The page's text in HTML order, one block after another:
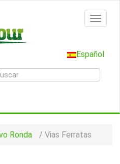
Español
Ronda / Vias Ferratas